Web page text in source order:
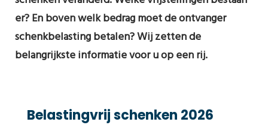
er? En boven welk bedrag moet de ontvanger
schenkbelasting betalen? Wij zetten de
belangrijkste informatie voor u op een rij.
Belastingvrij schenken 2026